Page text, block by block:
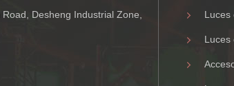
Desheng Industrial Zone, Luces
Luces